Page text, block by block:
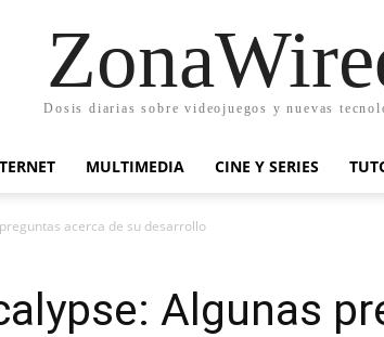
Dosis diarias sobre videojuegos y nuevas
MULTIMEDIA CINE Y SERIES
acerca de su desarrollo
Algunas